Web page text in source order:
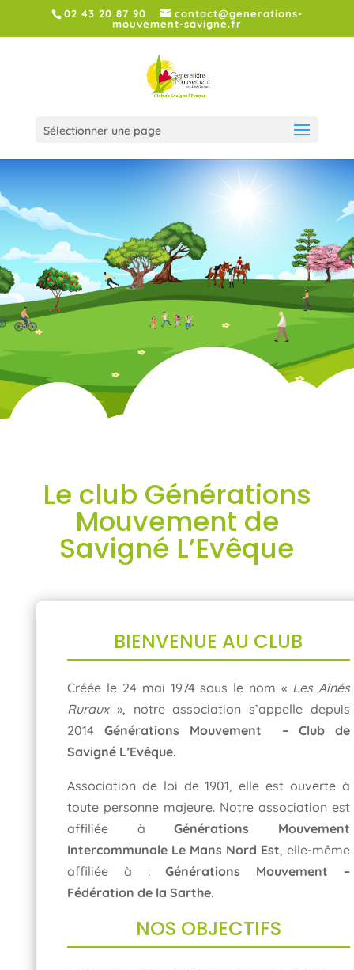
02 43 20 87 90
contact@generations-
mouvement-savigne.fr
Sélectionner une page
Le club Générations
Mouvement de
Savigné L’Evêque
BIENVENUE AU CLUB
Créée le 24 mai 1974 sous le nom « Les Aînés
Ruraux », notre association s’appelle depuis
2014 Générations Mouvement – Club de
Savigné L’Evêque.
Association de loi de 1901, elle est ouverte à
toute personne majeure. Notre association est
affiliée àGénérations Mouvement
Intercommunale Le Mans Nord Est, elle-même
affiliée à :Générations Mouvement –
Fédération de la Sarthe.
NOS OBJECTIFS